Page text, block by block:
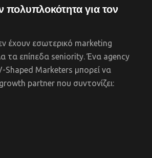
πολυπλοκότητα για τον
έχουν εσωτερικό marketing
τα επίπεδα seniority. Ένα agency
Shaped Marketers μπορεί να
partner που συντονίζει: